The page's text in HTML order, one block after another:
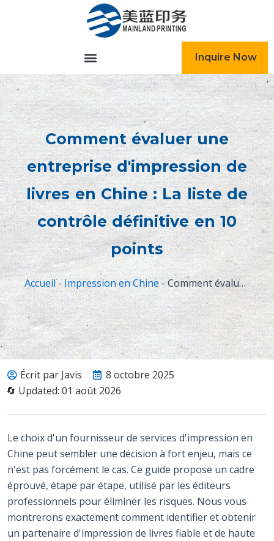
Inquire Now
Comment évaluer une
entreprise d'impression de
livres en Chine : La liste de
contrôle définitive en 10
points
Accueil-Impression en Chine- Comment évaluer une entreprise d'impression de livres en Chine : La liste de contrôle définitive en 10 points
Écrit par Javis
8 octobre 2025
🔄 Updated: 01 août 2026
Le choix d'un fournisseur de services d'impression en
Chine peut sembler une décision à fort enjeu, mais ce
n'est pas forcément le cas. Ce guide propose un cadre
éprouvé, étape par étape, utilisé par les éditeurs
professionnels pour éliminer les risques. Nous vous
montrerons exactement comment identifier et obtenir
un partenaire d'impression de livres fiable et de haute